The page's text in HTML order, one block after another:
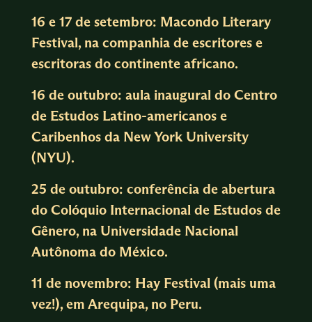
16 e 17 de setembro: Macondo Literary
Festival, na companhia de escritores e
escritoras do continente africano.
16 de outubro: aula inaugural do Centro
de Estudos Latino-americanos e
Caribenhos da New York University
(NYU).
25 de outubro: conferência de abertura
do Colóquio Internacional de Estudos de
Gênero, na Universidade Nacional
Autônoma do México.
11 de novembro: Hay Festival (mais uma
vez!), em Arequipa, no Peru.